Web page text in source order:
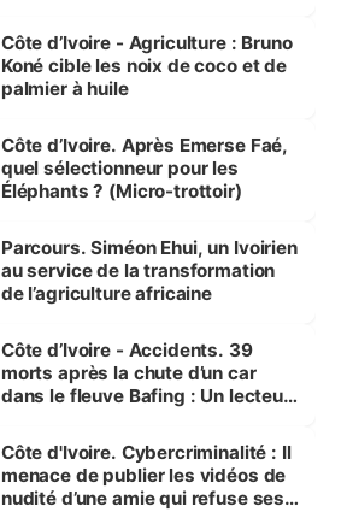
Côte d’Ivoire - Agriculture : Bruno
Koné cible les noix de coco et de
palmier à huile
Côte d’Ivoire. Après Emerse Faé,
quel sélectionneur pour les
Éléphants ? (Micro-trottoir)
Parcours. Siméon Ehui, un Ivoirien
au service de la transformation
de l’agriculture africaine
Côte d’Ivoire - Accidents. 39
morts après la chute d’un car
dans le fleuve Bafing : Un lecteur
des Transports
Côte d'Ivoire. Cybercriminalité : Il
menace de publier les vidéos de
nudité d’une amie qui refuse ses